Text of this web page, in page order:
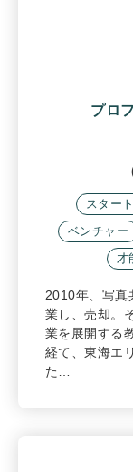
プロ
スター
ベンチャー
才
2010年、写真
業し、売却。
業を展開する
経て、東海エ
た…